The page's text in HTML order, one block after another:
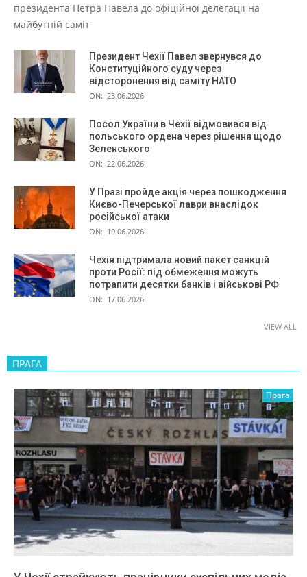
президента Петра Павела до офіційної делегації на
майбутній саміт
Президент Чехії Павел звернувся до
Конституційного суду через
відсторонення від саміту НАТО
ON: 23.06.2026
Посол України в Чехії відмовився від
польського ордена через рішення щодо
Зеленського
ON: 22.06.2026
У Празі пройде акція через пошкодження
Києво-Печерської лаври внаслідок
російської атаки
ON: 19.06.2026
Чехія підтримала новий пакет санкцій
проти Росії: під обмеження можуть
потрапити десятки банків і військові РФ
ON: 17.06.2026
VIEW ALL
ПРАГА
Прага